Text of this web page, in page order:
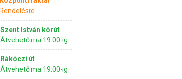
Rendelésre
Szent István körút
Átvehető ma 19:00-ig
Rákóczi út
Átvehető ma 19:00-ig